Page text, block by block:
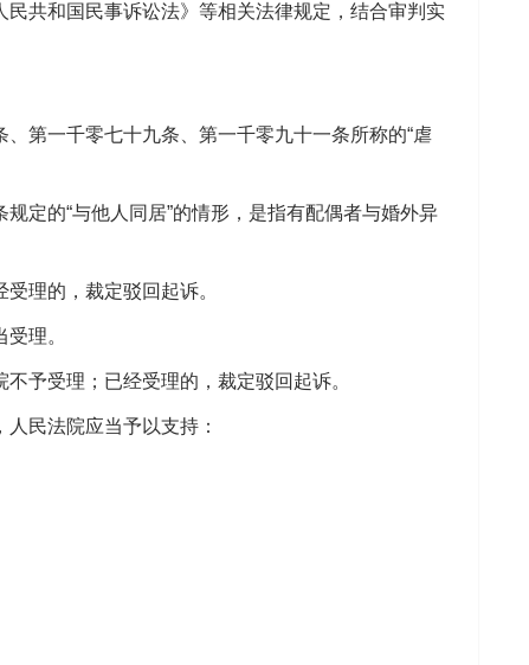
共和国民事诉讼法》等相关法律规定，结合审判实
第一千零七十九条、第一千零九十一条所称的“虐
的“与他人同居”的情形，是指有配偶者与婚外异
理的，裁定驳回起诉。
理。
予受理；已经受理的，裁定驳回起诉。
民法院应当予以支持：